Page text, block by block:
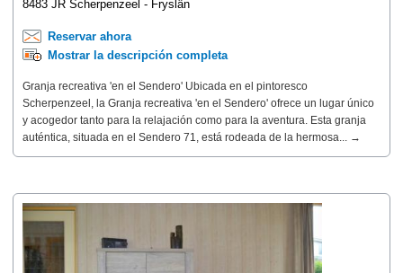
8483 JR Scherpenzeel - Fryslân
Reservar ahora
Mostrar la descripción completa
Granja recreativa 'en el Sendero' Ubicada en el pintoresco
Scherpenzeel, la Granja recreativa 'en el Sendero' ofrece un lugar único
y acogedor tanto para la relajación como para la aventura. Esta granja
auténtica, situada en el Sendero 71, está rodeada de la hermosa... →